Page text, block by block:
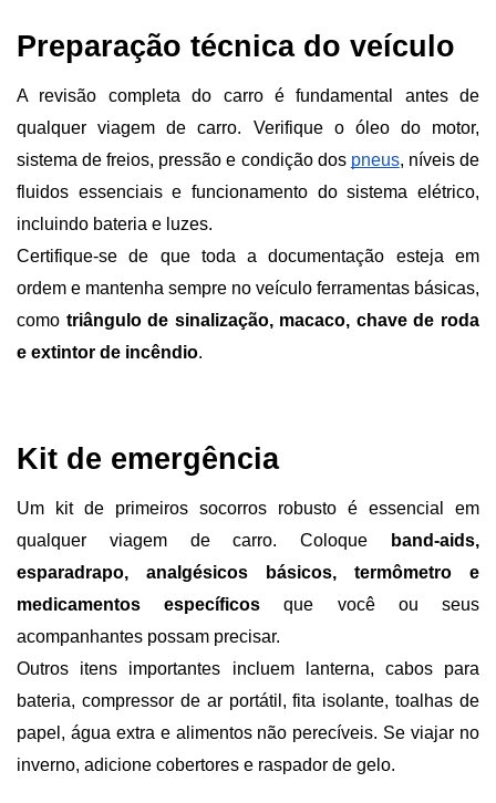
Preparação técnica do veículo
A revisão completa do carro é fundamental antes de
qualquer viagem de carro. Verifique o óleo do motor,
sistema de freios, pressão e condição dos pneus, níveis de
fluidos essenciais e funcionamento do sistema elétrico,
incluindo bateria e luzes.
Certifique-se de que toda a documentação esteja em
ordem e mantenha sempre no veículo ferramentas básicas,
como triângulo de sinalização, macaco, chave de roda
e extintor de incêndio.
Kit de emergência
Um kit de primeiros socorros robusto é essencial em
qualquer viagem de carro. Coloque
band-aids,
esparadrapo, analgésicos básicos, termômetro e
medicamentos específicos que você ou seus
acompanhantes possam precisar.
Outros itens importantes incluem lanterna, cabos para
bateria, compressor de ar portátil, fita isolante, toalhas de
papel, água extra e alimentos não perecíveis. Se viajar no
inverno, adicione cobertores e raspador de gelo.